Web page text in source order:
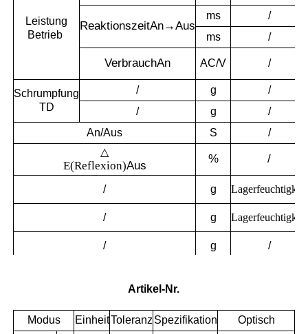
Leistung
Betrieb
ReaktionszeitAn→Aus
ms
/
ms
/
VerbrauchAn AC/V /
Schrumpfung
TD
/ g
/
/
g
/
An/Aus
S
/
△
E(Reflexion)Aus
% /
/ g Lagerfeuchtigkeit
/ g Lagerfeuchtigkeit
/ g /
Artikel-Nr.
Modus EinheitToleranzSpezifikation Optisch